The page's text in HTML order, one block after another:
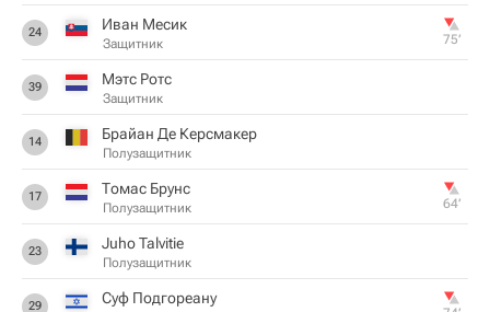
24 Иван Месик
Защитник 75‎’‎
39 Мэтс Ротс
Защитник
14 Брайан Де Керсмакер
Полузащитник
17 Томас Брунс
Полузащитник 64‎’‎
23 Juho Talvitie
Полузащитник
29 Суф Подгореану